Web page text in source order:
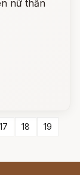
nữ thần
17 18
19